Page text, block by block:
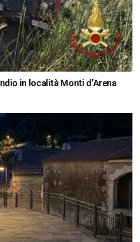
in località Monti d’Arena